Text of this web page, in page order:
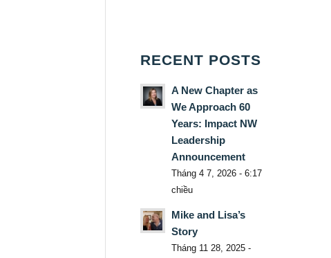
RECENT POSTS
A New Chapter as
We Approach 60
Years: Impact NW
Leadership
Announcement
Tháng 4 7, 2026 - 6:17
chiều
Mike and Lisa’s
Story
Tháng 11 28, 2025 -